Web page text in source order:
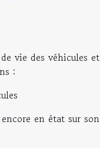
vie des véhicules et
:
en état sur son